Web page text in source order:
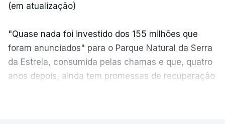
(em atualização)
"Quase nada foi investido dos 155 milhões que
foram anunciados" para o Parque Natural da Serra
da Estrela, consumida pelas chamas e que, quatro
anos depois, ainda tem promessas de recuperação